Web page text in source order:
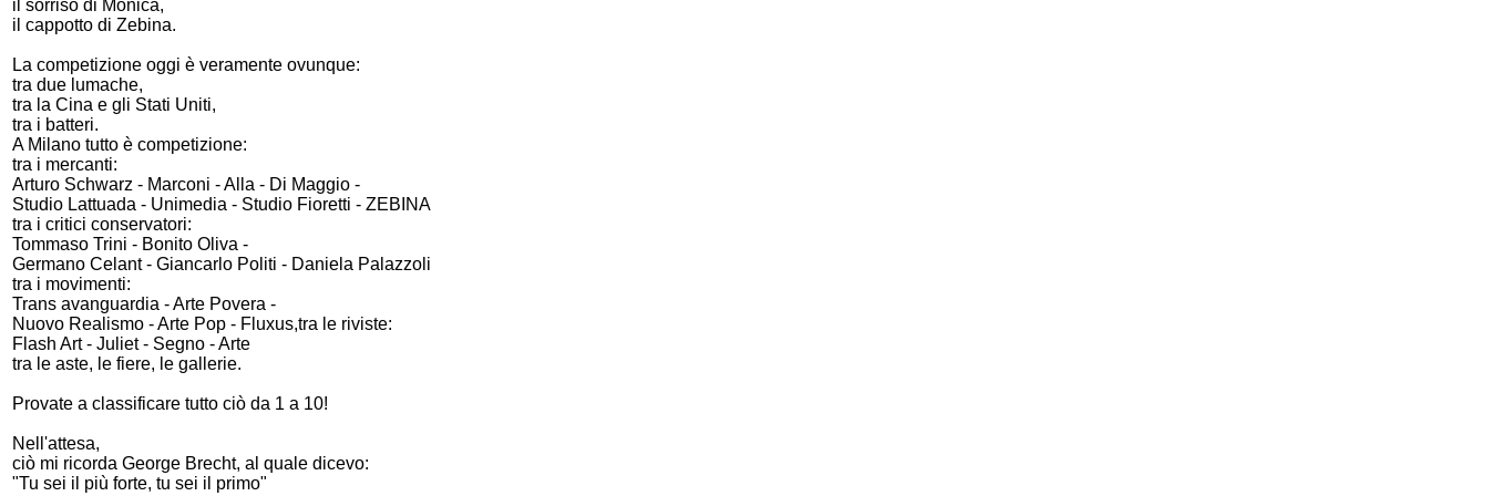
il sorriso di Monica,
il cappotto di Zebina.
La competizione oggi è veramente ovunque:
tra due lumache,
tra la Cina e gli Stati Uniti,
tra i batteri.
A Milano tutto è competizione:
tra i mercanti:
Arturo Schwarz - Marconi - Alla - Di Maggio -
Studio Lattuada - Unimedia - Studio Fioretti - ZEBINA
tra i critici conservatori:
Tommaso Trini - Bonito Oliva -
Germano Celant - Giancarlo Politi - Daniela Palazzoli
tra i movimenti:
Trans avanguardia - Arte Povera -
Nuovo Realismo - Arte Pop - Fluxus,tra le riviste:
Flash Art - Juliet - Segno - Arte
tra le aste, le fiere, le gallerie.
Provate a classificare tutto ciò da 1 a 10!
Nell'attesa,
ciò mi ricorda George Brecht, al quale dicevo:
"Tu sei il più forte, tu sei il primo"